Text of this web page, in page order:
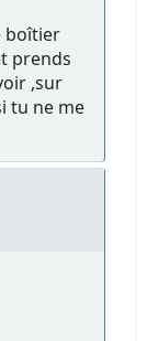
boîtier
prends
,sur
tu ne me